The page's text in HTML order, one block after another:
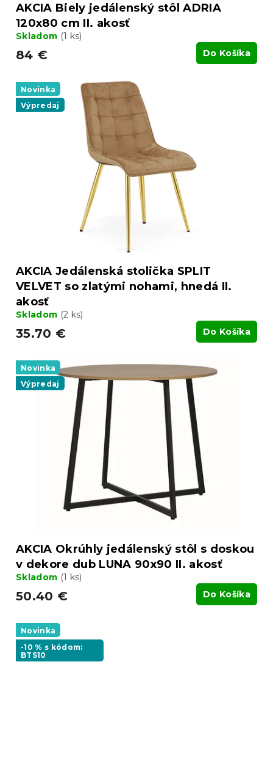
AKCIA Biely jedálenský stôl ADRIA
120x80 cm II. akosť
Skladom (1 ks)
84 € Do Košíka
Novinka
Výpredaj
AKCIA Jedálenská stolička SPLIT
VELVET so zlatými nohami, hnedá II.
akosť
Skladom (2 ks)
35.70 € Do Košíka
Novinka
Výpredaj
AKCIA Okrúhly jedálenský stôl s doskou
v dekore dub LUNA 90x90 II. akosť
Skladom (1 ks)
50.40 € Do Košíka
Novinka
-10 % s kódom:
BTS10